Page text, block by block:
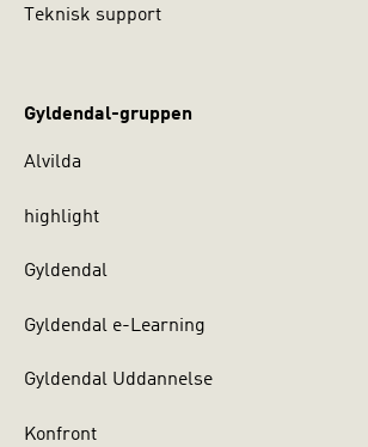
Teknisk support
Gyldendal-gruppen
Alvilda
highlight
Gyldendal
Gyldendal e-Learning
Gyldendal Uddannelse
Konfront